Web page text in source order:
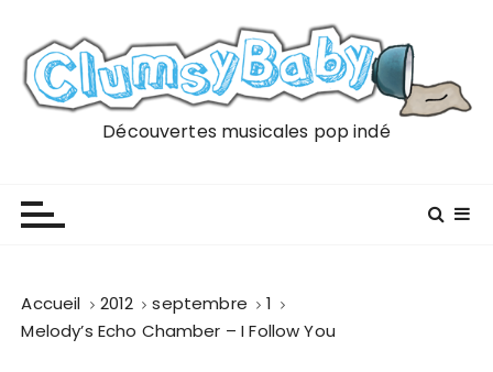
Découvertes musicales pop indé
Accueil 2012 septembre
1
Melody’s Echo Chamber – I Follow You